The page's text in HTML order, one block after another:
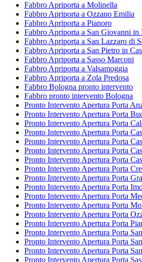
Fabbro Apriporta a Molinella
Fabbro Apriporta a Ozzano Emilia
Fabbro Apriporta a Pianoro
Fabbro Apriporta a San Giovanni in
Fabbro Apriporta a San Lazzaro di
Fabbro Apriporta a San Pietro in
Fabbro Apriporta a Sasso Marconi
Fabbro Apriporta a Valsamoggia
Fabbro Apriporta a Zola Predosa
Fabbro Bologna pronto intervento
Fabbro pronto intervento Bologna
Pronto Intervento Apertura Porta
Pronto Intervento Apertura Porta
Pronto Intervento Apertura Porta
Pronto Intervento Apertura Porta
Pronto Intervento Apertura Porta
Pronto Intervento Apertura Porta
Pronto Intervento Apertura Porta
Pronto Intervento Apertura Porta
Pronto Intervento Apertura Porta
Pronto Intervento Apertura Porta
Pronto Intervento Apertura Porta
Pronto Intervento Apertura Porta
Pronto Intervento Apertura Porta
Pronto Intervento Apertura Porta
Pronto Intervento Apertura Porta
Pronto Intervento Apertura Porta
Pronto Intervento Apertura Porta
Pronto Intervento Apertura Porta